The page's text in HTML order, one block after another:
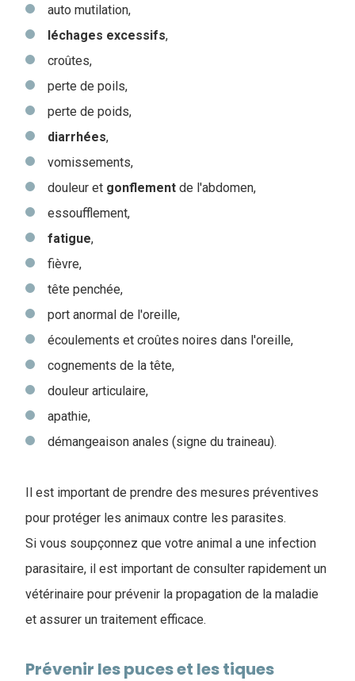
auto mutilation,
léchages excessifs,
croûtes,
perte de poils,
perte de poids,
diarrhées,
vomissements,
douleur et gonflement de l'abdomen,
essoufflement,
fatigue,
fièvre,
tête penchée,
port anormal de l'oreille,
écoulements et croûtes noires dans l'oreille,
cognements de la tête,
douleur articulaire,
apathie,
démangeaison anales (signe du traineau).
Il est important de prendre des mesures préventives
pour protéger les animaux contre les parasites.
Si vous soupçonnez que votre animal a une infection
parasitaire, il est important de consulter rapidement un
vétérinaire pour prévenir la propagation de la maladie
et assurer un traitement efficace.
Prévenir les puces et les tiques